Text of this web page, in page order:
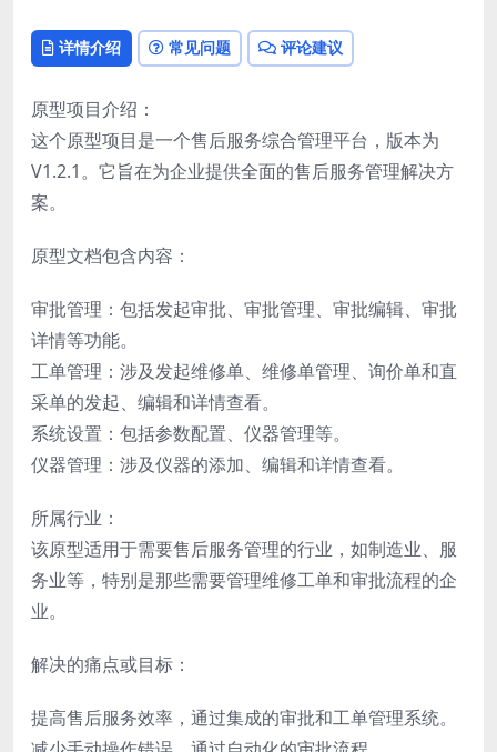
详情介绍 常见问题 评论建议
原型项目介绍：
这个原型项目是一个售后服务综合管理平台，版本为
V1.2.1。它旨在为企业提供全面的售后服务管理解决方
案。
原型文档包含内容：
审批管理：包括发起审批、审批管理、审批编辑、审批
详情等功能。
工单管理：涉及发起维修单、维修单管理、询价单和直
采单的发起、编辑和详情查看。
系统设置：包括参数配置、仪器管理等。
仪器管理：涉及仪器的添加、编辑和详情查看。
所属行业：
该原型适用于需要售后服务管理的行业，如制造业、服
务业等，特别是那些需要管理维修工单和审批流程的企
业。
解决的痛点或目标：
提高售后服务效率，通过集成的审批和工单管理系统。